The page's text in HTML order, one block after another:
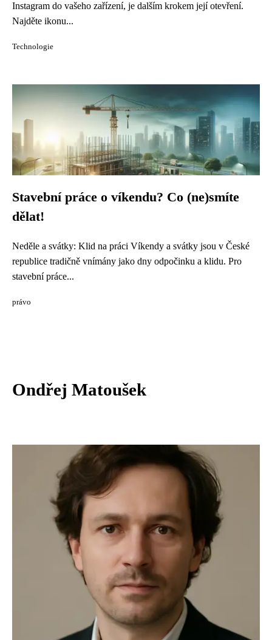
Instagram do vašeho zařízení, je dalším krokem její otevření.
Najděte ikonu...
Technologie
Stavební práce o víkendu? Co (ne)smíte
dělat!
Neděle a svátky: Klid na práci Víkendy a svátky jsou v České
republice tradičně vnímány jako dny odpočinku a klidu. Pro
stavební práce...
právo
Ondřej Matoušek